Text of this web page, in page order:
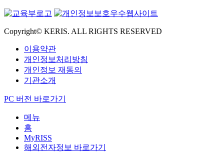
Copyright© KERIS. ALL RIGHTS RESERVED
이용약관
개인정보처리방침
개인정보 재동의
기관소개
PC 버전 바로가기
메뉴
홈
MyRISS
해외전자정보 바로가기